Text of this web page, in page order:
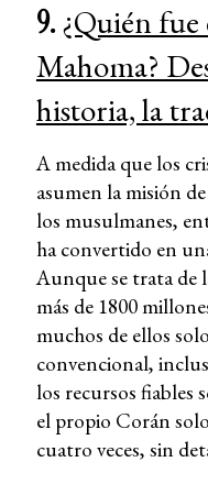
9.¿Quién
Mahoma?
historia, la
A medida que los
asumen la misión
los musulmanes,
ha convertido en
Aunque se trata de
más de 1800
muchos de ellos
convencional,
los recursos fiables
el propio Corán
cuatro veces, sin